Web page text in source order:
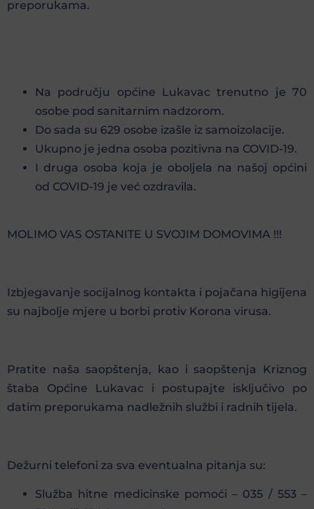
preporukama.
Na području općine Lukavac trenutno je 70
osobe pod sanitarnim nadzorom.
Do sada su 629 osobe izašle iz samoizolacije.
Ukupno je jedna osoba pozitivna na COVID-19.
I druga osoba koja je oboljela na našoj općini
od COVID-19 je već ozdravila.
MOLIMO VAS OSTANITE U SVOJIM DOMOVIMA !!!
Izbjegavanje socijalnog kontakta i pojačana higijena
su najbolje mjere u borbi protiv Korona virusa.
Pratite naša saopštenja, kao i saopštenja Kriznog
štaba Općine Lukavac i postupajte isključivo po
datim preporukama nadležnih službi i radnih tijela.
Dežurni telefoni za sva eventualna pitanja su:
Služba hitne medicinske pomoći – 035 / 553 –